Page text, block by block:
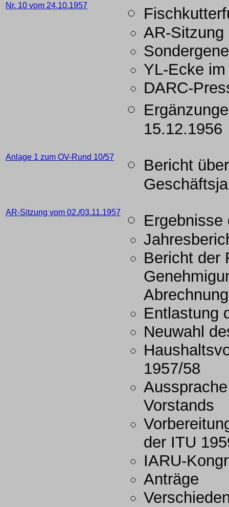
Nr. 10 vom 24.10.1957
AR-Sitzung
YL-Ecke
DARC-
15.12.1956
Anlage 1 zum OV-Rund 10/57 Bericht
AR-Sitzung vom 02./03.11.1957
Ergebnisse
Bericht der
Entlastung
Neuwahl
1957/58
Vorstands
der ITU
IARU-
Anträge